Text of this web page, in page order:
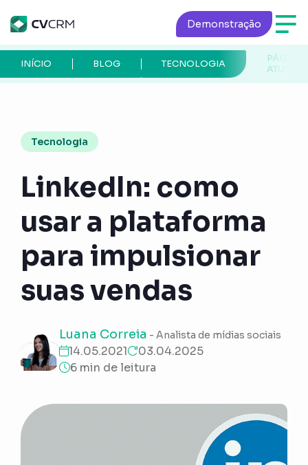
Demonstração
PÁGINA
ATUAL
TECNOLOGIA
BLOG
INÍCIO
Tecnologia
LinkedIn: como
usar a plataforma
para impulsionar
suas vendas
Luana Correia - Analista de mídias sociais
14.05.2021
03.04.2025
6 min de leitura